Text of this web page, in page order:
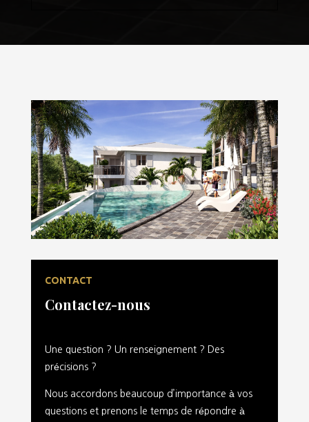
CONTACT
Contactez-nous
Une question ? Un renseignement ? Des
précisions ?
Nous accordons beaucoup d’importance à vos
questions et prenons le temps de répondre à